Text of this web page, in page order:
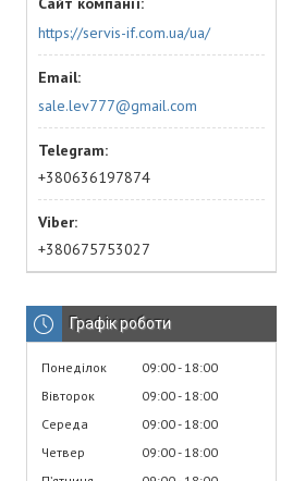
https://servis-if.com.ua/ua/
sale.lev777@gmail.com
+380636197874
+380675753027
Графік роботи
Понеділок 09:00 18:00
Вівторок
09:00 18:00
Середа
09:00 18:00
Четвер
09:00 18:00